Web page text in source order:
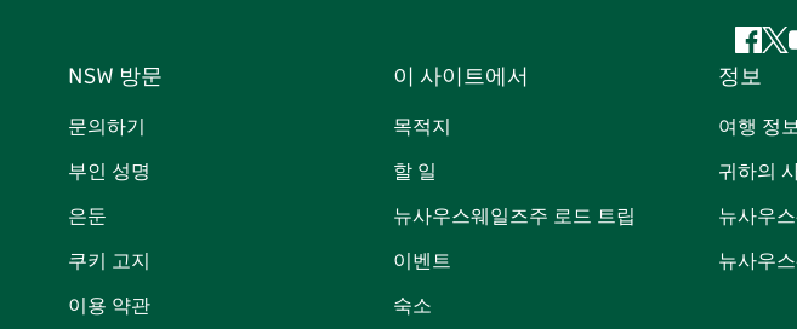
페
이
지
NSW 방문
문의하기
부인 성명
은둔
쿠키 고지
이용 약관
이 사이트에서
목적지
할 일
뉴사우스웨일즈주 로드 트립
이벤트
숙소
정보
여행 정
귀하의
뉴사우
뉴사우